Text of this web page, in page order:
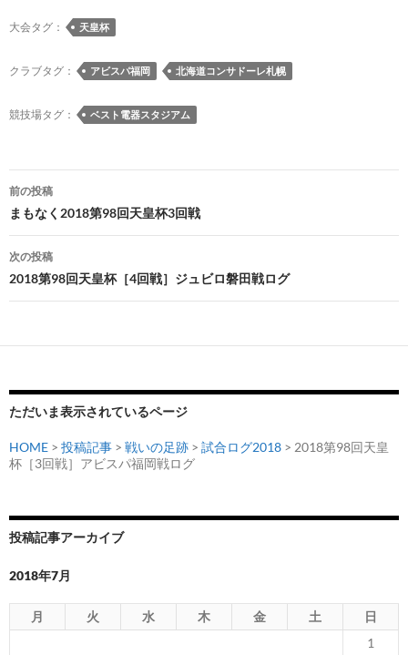
e
b
o
o
k
es
k
y
ds o
n
a
大会タグ： 天皇杯
クラブタグ： アビスパ福岡 北海道コンサドーレ札幌
競技場タグ： ベスト電器スタジアム
投
稿
ナ
ビ
ゲ
ー
ョ
ン
前の投稿
まもなく2018第98回天皇杯3回戦
次の投稿
2018第98回天皇杯［4回戦］ジュビロ磐田戦ログ
ただいま表示されているページ
HOME > 投稿記事 > 戦いの足跡 > 試合ログ2018 > 2018第98回天皇
杯［3回戦］アビスパ福岡戦ログ
投稿記事アーカイブ
2018年7月
月 火 水 木 金 土
日
1